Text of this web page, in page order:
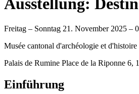
Ausstellung:
Freitag – Sonntag 21. November 2025 –
Musée cantonal d'archéologie et d'histoire
Palais de Rumine Place de la Riponne 6,
Einführung